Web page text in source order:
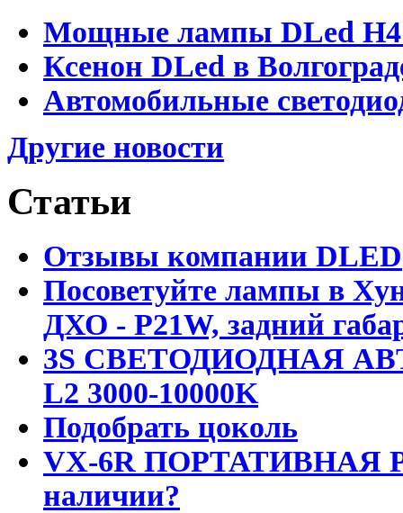
Мощные лампы DLed H4
Ксенон DLed в
Автомобильные
Другие новости
Статьи
Отзывы компании DLED
Посоветуйте лампы в
ДХО - P21W, задний
3S СВЕТОДИОДНАЯ
L2 3000-10000K
Подобрать цоколь
VX-6R ПОРТАТИВНАЯ
наличии?